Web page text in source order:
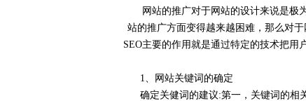
网站的推广对于网站的设计来说是极为
站的推广方面变得越来越困难，那么对
SEO主要的作用就是通过特定的技术把
1、网站关键词的确定
确定关健词的建议:第一，关键词的相关